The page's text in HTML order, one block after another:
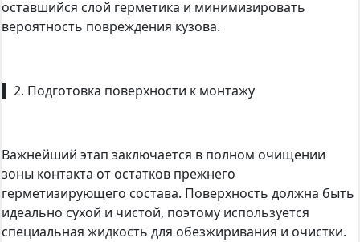
оставшийся слой герметика и минимизировать
вероятность повреждения кузова.
▌ 2. Подготовка поверхности к монтажу
Важнейший этап заключается в полном очищении
зоны контакта от остатков прежнего
герметизирующего состава. Поверхность должна быть
идеально сухой и чистой, поэтому используется
специальная жидкость для обезжиривания и очистки.